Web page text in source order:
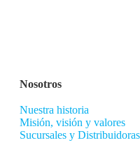
Nosotros
Nuestra historia
Misión, visión y valores
Sucursales y Distribuidoras